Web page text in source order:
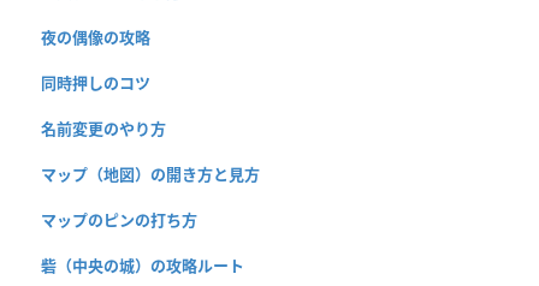
夜の偶像の攻略
同時押しのコツ
名前変更のやり方
マップ（地図）の開き方と見方
マップのピンの打ち方
砦（中央の城）の攻略ルート